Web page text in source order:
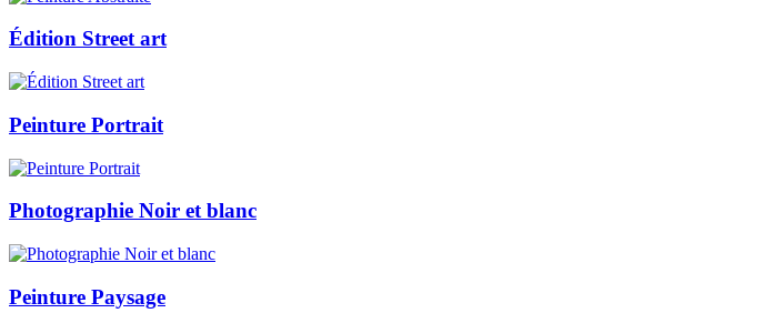
Édition Street art
Peinture Portrait
Photographie Noir et blanc
Peinture Paysage